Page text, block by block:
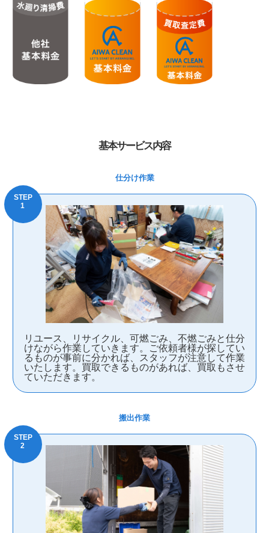
基本サービス内容
仕分け作業
リユース、リサイクル、可燃ごみ、不燃ごみと仕分
けながら作業していきます。ご依頼者様が探してい
るものが事前に分かれば、スタッフが注意して作業
いたします。買取できるものがあれば、買取もさせ
ていただきます。
搬出作業